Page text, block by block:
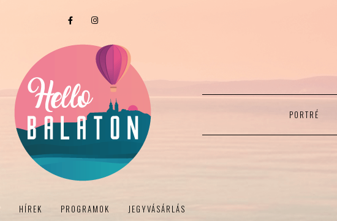
PORTRÉ
HÍREK PROGRAMOK JEGYVÁSÁRLÁS